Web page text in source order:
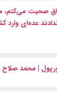
صحبت می‌کنم،
عده‌ای
| محمد صلاح